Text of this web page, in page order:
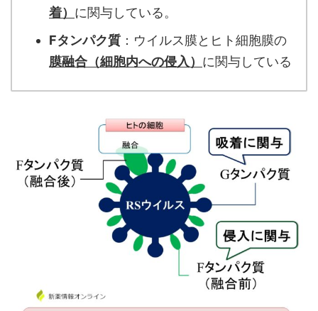
着） に関与している。
Fタンパク質 ：ウイルス膜とヒト細胞膜の
膜融合（細胞内への侵入） に関与している